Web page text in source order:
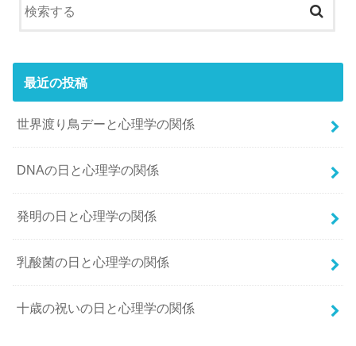
最近の投稿
世界渡り鳥デーと心理学の関係
DNAの日と心理学の関係
発明の日と心理学の関係
乳酸菌の日と心理学の関係
十歳の祝いの日と心理学の関係